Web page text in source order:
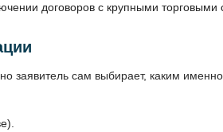
договоров с крупными торговыми
сам выбирает, каким